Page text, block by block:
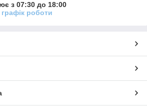
з 07:30 до 18:00
роботи